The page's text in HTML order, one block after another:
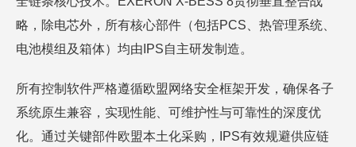
略，除电芯外，所有核心部件（包括PCS、热管理系统、
电池模组及箱体）均由IPS自主研发制造。
所有控制软件严格遵循欧盟网络安全框架开发，确保各子
系统原生兼容，实现性能、可维护性与可靠性的深度优
化。通过关键部件欧盟本土化采购，IPS有效规避供应链